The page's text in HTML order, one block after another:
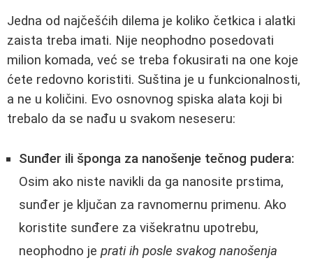
Jedna od najčešćih dilema je koliko četkica i alatki
zaista treba imati. Nije neophodno posedovati
milion komada, već se treba fokusirati na one koje
ćete redovno koristiti. Suština je u funkcionalnosti,
a ne u količini. Evo osnovnog spiska alata koji bi
trebalo da se nađu u svakom neseseru:
Sunđer ili šponga za nanošenje tečnog pudera:
Osim ako niste navikli da ga nanosite prstima,
sunđer je ključan za ravnomernu primenu. Ako
koristite sunđere za višekratnu upotrebu,
neophodno je prati ih posle svakog nanošenja